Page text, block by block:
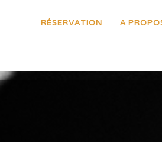
RÉSERVATION A